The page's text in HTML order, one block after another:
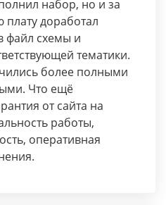
набор, но и за
доработал
файл схемы и
тематики.
более полными
Что ещё
от сайта на
работы,
оперативная